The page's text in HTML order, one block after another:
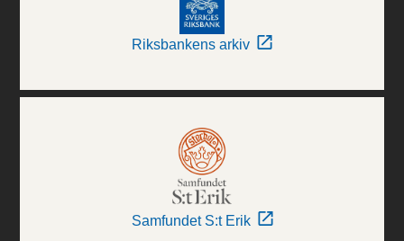
Riksbankens arkiv
Samfundet S:t Erik